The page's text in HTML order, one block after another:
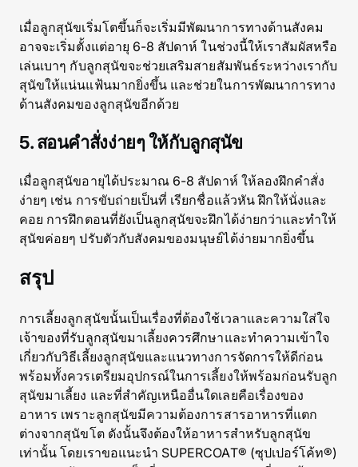
เมื่อลูกสุนัขเริ่มโตขึ้นก็จะเริ่มมีพัฒนาการทางด้านสังคม
อาจจะเริ่มตั้งแต่อายุ 6-8 สัปดาห์ ในช่วงนี้ให้เราสัมผัสหรือ
เล่นเบาๆ กับลูกสุนัขจะช่วยเสริมสายสัมพันธ์ระหว่างเรากับ
สุนัขให้แน่นแฟ้นมากยิ่งขึ้น และช่วยในการพัฒนาการทาง
ด้านสังคมของลูกสุนัขอีกด้วย
5. สอนคำสั่งง่ายๆ ให้กับลูกสุนัข
เมื่อลูกสุนัขอายุได้ประมาณ 6-8 สัปดาห์ ให้ลองฝึกคำสั่ง
ง่ายๆ เช่น การขับถ่ายเป็นที่ เรียกชื่อแล้วหัน ฝึกให้นั่งและ
คอย การฝึกตอนที่ยังเป็นลูกสุนัขจะฝึกได้ง่ายกว่าและทำให้
สุนัขค่อยๆ ปรับตัวกับสังคมของมนุษย์ได้ง่ายมากยิ่งขึ้น
สรุป
การเลี้ยงลูกสุนัขนั้นเป็นเรื่องที่ต้องใช้เวลาและความใส่ใจ
เจ้าของที่รับลูกสุนัขมาเลี้ยงควรศึกษาและทำความเข้าใจ
เกี่ยวกับวิธีเลี้ยงลูกสุนัขและแนวทางการจัดการให้ดีก่อน
พร้อมทั้งควรเตรียมอุปกรณ์ในการเลี้ยงให้พร้อมก่อนรับลูก
สุนัขมาเลี้ยง และที่สำคัญเหนืออื่นใดเลยคือเรื่องของ
อาหาร เพราะลูกสุนัขมีความต้องการสารอาหารที่แตก
ต่างจากสุนัขโต ดังนั้นจึงต้องให้อาหารสำหรับลูกสุนัข
เท่านั้น โดยเราขอแนะนำ SUPERCOAT® (ซุปเปอร์โค้ท®)